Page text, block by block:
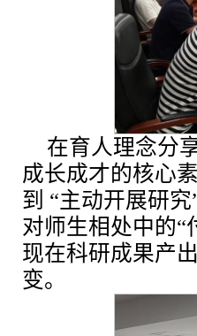
在育人理念分
成长成才的核心
到 “主动开展研
对师生相处中的“
现在科研成果产
变。